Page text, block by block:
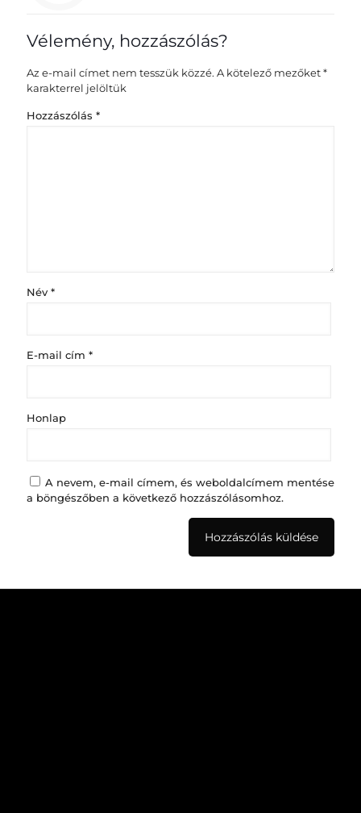
Vélemény, hozzászólás?
Az e-mail címet nem tesszük közzé. A kötelező mezőket*
karakterrel jelöltük
Hozzászólás *
Név *
E-mail cím *
Honlap
A nevem, e-mail címem, és weboldalcímem mentése
a böngészőben a következő hozzászólásomhoz.